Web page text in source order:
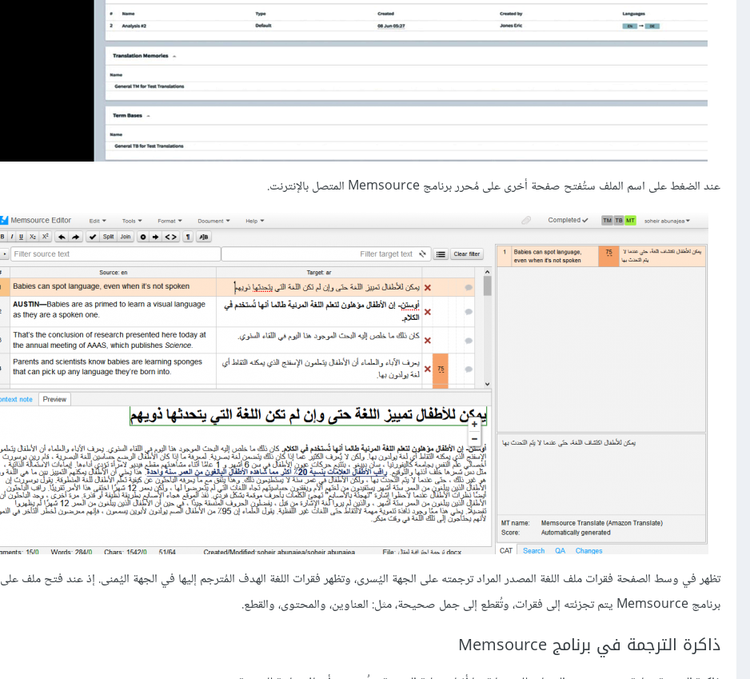
عند الضغط على اسم الملف ستُفتح صفحة أخرى على مُحرر برنامج Memsource المتصل بالإنترنت.
تظهر في وسط الصفحة فقرات ملف اللغة المصدر المراد ترجمته على الجهة اليُسرى، وتظهر فقرات اللغة الهدف المُترجم إليها في الجهة اليُمنى. إذ عند فتح ملف على
برنامج Memsource يتم تجزئته إلى فقرات، وتُقطع إلى جمل صحيحة، مثل: العناوين، والمحتوى، والقطع.
ذاكرة الترجمة في برنامج Memsource